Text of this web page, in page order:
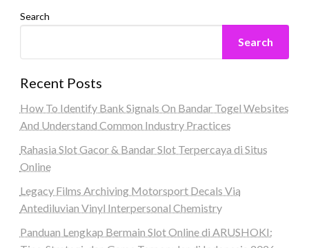
Search
Search
Recent Posts
How To Identify Bank Signals On Bandar Togel Websites
And Understand Common Industry Practices
Rahasia Slot Gacor & Bandar Slot Terpercaya di Situs
Online
Legacy Films Archiving Motorsport Decals Via
Antediluvian Vinyl Interpersonal Chemistry
Panduan Lengkap Bermain Slot Online di ARUSHOKI: